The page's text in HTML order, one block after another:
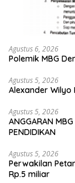
Agustus 6, 2026
Polemik MBG
Agustus 5, 2026
Alexander Wilyo
Agustus 5, 2026
ANGGARAN
PENDIDIKAN
Agustus 5, 2026
Perwakilan
Rp.5 miliar